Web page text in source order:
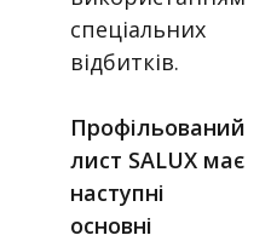
спеціальних
відбитків.
Профільований
лист SALUX має
наступні
основні